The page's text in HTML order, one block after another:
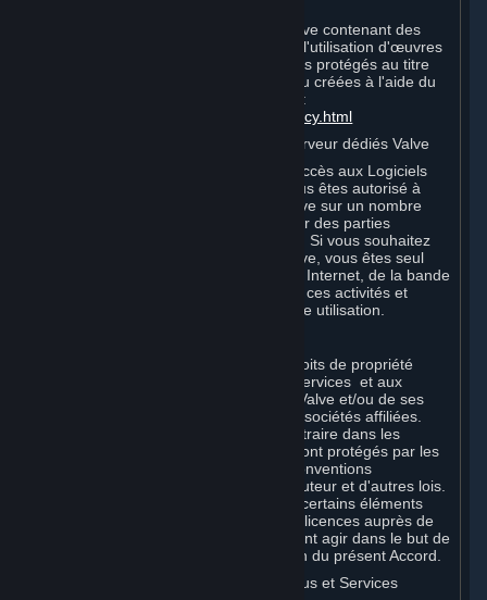
Pour consulter la politique vidéo de Valve contenant des
conditions supplémentaires relatives à l'utilisation d'œuvres
audiovisuelles incorporant des éléments protégés au titre
de la propriété intellectuelle de Valve ou créées à l'aide du
logiciel Source® Filmmaker, cliquez ici :
http://www.valvesoftware.com/videopolicy.html
E. Licence d'utilisation des Logiciels serveur dédiés Valve
Vos Souscriptions peuvent inclure un accès aux Logiciels
serveur dédiés Valve. Dans ce cas, vous êtes autorisé à
utiliser les Logiciels serveur dédiés Valve sur un nombre
illimité d'ordinateurs aux fins d'héberger des parties
multijoueurs en ligne de produits Valve. Si vous souhaitez
utiliser les Logiciels serveur dédiés Valve, vous êtes seul
responsable de la fourniture de l'accès Internet, de la bande
passante ou du matériel nécessaires à ces activités et
supportez tous les frais associés à votre utilisation.
Tous les titres, droits de propriété et droits de propriété
intellectuelle relatifs aux Contenus et Services et aux
copies de ceux-ci sont la propriété de Valve et/ou de ses
concédants ou des concédants de ses sociétés affiliées.
Tous droits réservés, sauf mention contraire dans les
présentes. Les Contenus et Services sont protégés par les
lois sur le copyright, les traités et les conventions
internationaux en matière de droits d'auteur et d'autres lois.
Les Contenus et Services contiennent certains éléments
sous licence. Les concédants desdites licences auprès de
Valve et de ses sociétés affiliées peuvent agir dans le but de
protéger leurs droits en cas de violation du présent Accord.
G. Restrictions d'utilisation des Contenus et Services